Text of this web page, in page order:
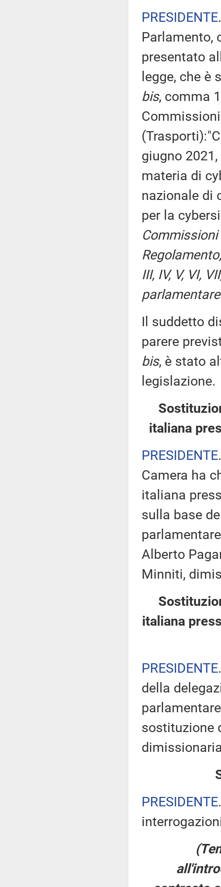
PRESIDENTE
Parlamento,
presentato
legge, che
bis, comma
giugno
materia di
nazionale di
per la
III, IV, V, VI,
Il suddetto
parere
bis, è stato
legislazione.
italiana
PRESIDENTE
Camera ha
italiana
sulla base
Alberto
Minniti,
italiana
PRESIDENTE
della
sostituzione
PRESIDENTE